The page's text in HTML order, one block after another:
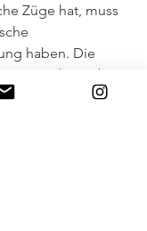
Züge hat, muss
haben. Die
Zu dem gibt
von